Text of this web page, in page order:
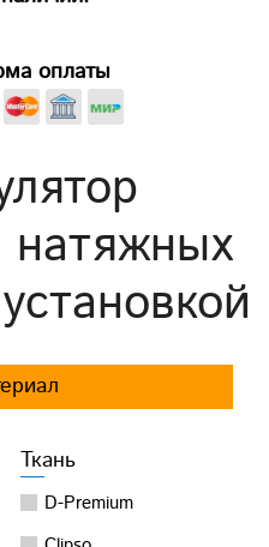
оплаты
натяжных
Ткань
D-Premium